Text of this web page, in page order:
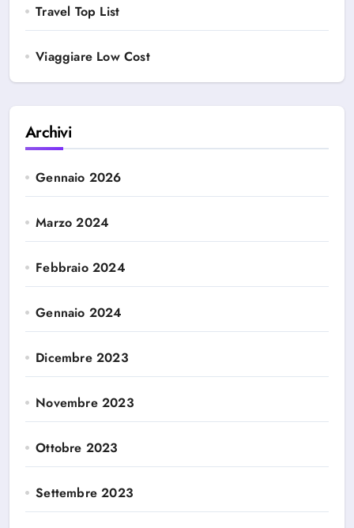
Travel Top List
Viaggiare Low Cost
Archivi
Gennaio 2026
Marzo 2024
Febbraio 2024
Gennaio 2024
Dicembre 2023
Novembre 2023
Ottobre 2023
Settembre 2023